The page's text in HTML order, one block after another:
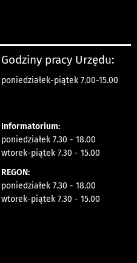
Godziny pracy Urzędu:
poniedziałek-piątek 7.00-15.00
Informatorium:
poniedziałek 7.30 - 18.00
wtorek-piątek 7.30 - 15.00
REGON:
poniedziałek 7.30 - 18.00
wtorek-piątek 7.30 - 15.00